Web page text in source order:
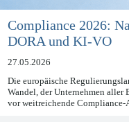
Compliance 2026:
DORA und KI-VO
27.05.2026
Die europäische
Wandel, der Unternehmen aller